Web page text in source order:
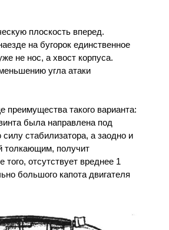
плоскость вперед.
на бугорок единственное
не нос, а хвост корпуса.
угла атаки
такого варианта:
была направлена под
стабилизатора, а заодно и
толкающим, получит
отсутствует вреднее 1
большого капота двигателя